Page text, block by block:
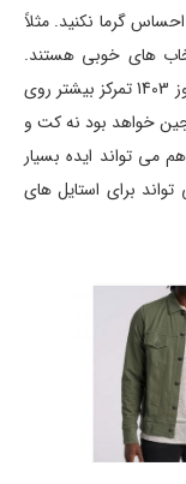
گرما نکنید. مثلاً
های خوبی هستند.
توجه داشته باشید که برای یک استایل ترند در نوروز 1403 تمرکز بیشتر روی
خواهد بود نه کت و
می تواند ایده بسیار
برای استایل های